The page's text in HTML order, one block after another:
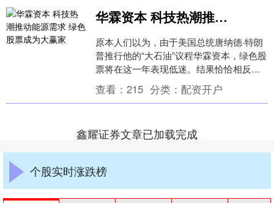
华霖资本 科技热潮推动能源需求 绿色股票成为大赢家
原本人们以为，由于美国总统唐纳德·特朗
普推行他的“大石油”议程华霖资本，绿色股
票将在这一年表现低迷。结果恰恰相反，
人工智能推动了对各种能源的巨大需求，
这个板块正....
查看： 215 分类： 配资开户
鑫耀证券文章已加载完成
个股实时涨跌榜